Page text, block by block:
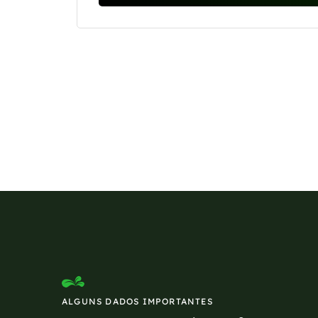
ALGUNS DADOS IMPORTANTES